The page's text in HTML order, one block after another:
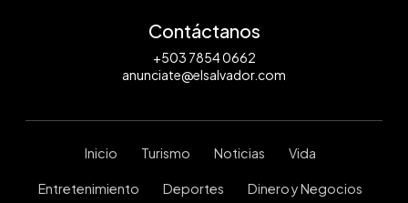
Contáctanos
+503 7854 0662
anunciate@elsalvador.com
Inicio Turismo Noticias Vida
Entretenimiento Deportes Dinero y Negocios